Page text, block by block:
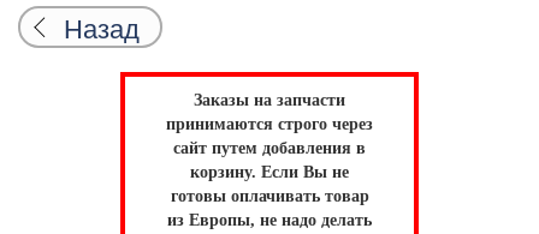
Назад
Заказы на запчасти
принимаются строго через
сайт путем добавления в
корзину. Если Вы не
готовы оплачивать товар
из Европы, не надо делать